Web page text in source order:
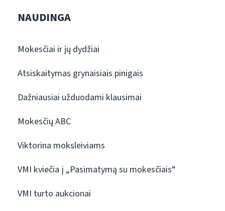
NAUDINGA
Mokesčiai ir jų dydžiai
Atsiskaitymas grynaisiais pinigais
Dažniausiai užduodami klausimai
Mokesčių ABC
Viktorina moksleiviams
VMI kviečia į „Pasimatymą su mokesčiais“
VMI turto aukcionai